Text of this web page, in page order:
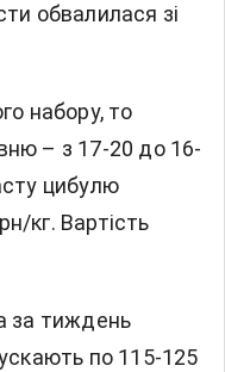
обвалилася зі
набору, то
– з 17-20 до 16-
цибулю
кг. Вартість
за тиждень
по 115-125